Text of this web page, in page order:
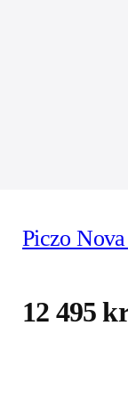
Piczo
12 495